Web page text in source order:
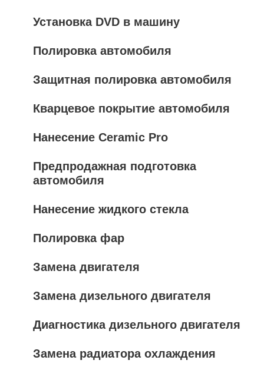
Установка DVD в машину
Полировка автомобиля
Защитная полировка автомобиля
Кварцевое покрытие автомобиля
Нанесение Ceramic Pro
Предпродажная подготовка
автомобиля
Нанесение жидкого стекла
Полировка фар
Замена двигателя
Замена дизельного двигателя
Диагностика дизельного двигателя
Замена радиатора охлаждения